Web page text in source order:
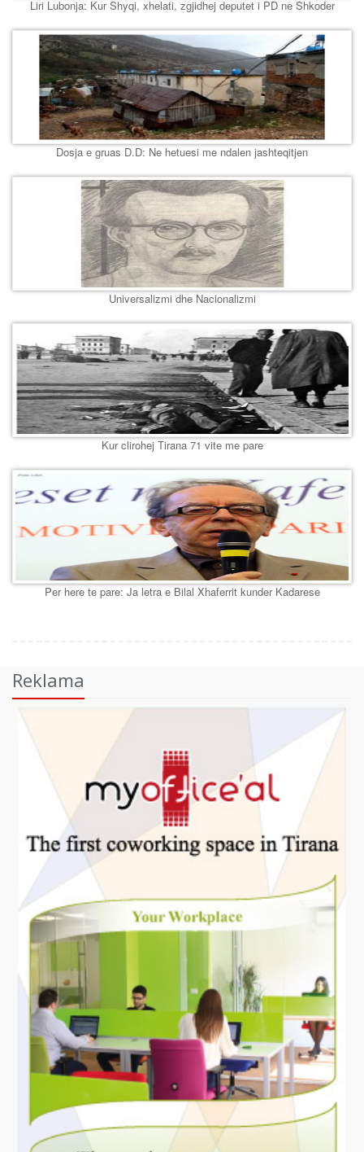
Liri Lubonja: Kur Shyqi, xhelati, zgjidhej deputet i PD ne Shkoder
Dosja e gruas D.D: Ne hetuesi me ndalen jashteqitjen
Universalizmi dhe Nacionalizmi
Kur clirohej Tirana 71 vite me pare
Per here te pare: Ja letra e Bilal Xhaferrit kunder Kadarese
Reklama